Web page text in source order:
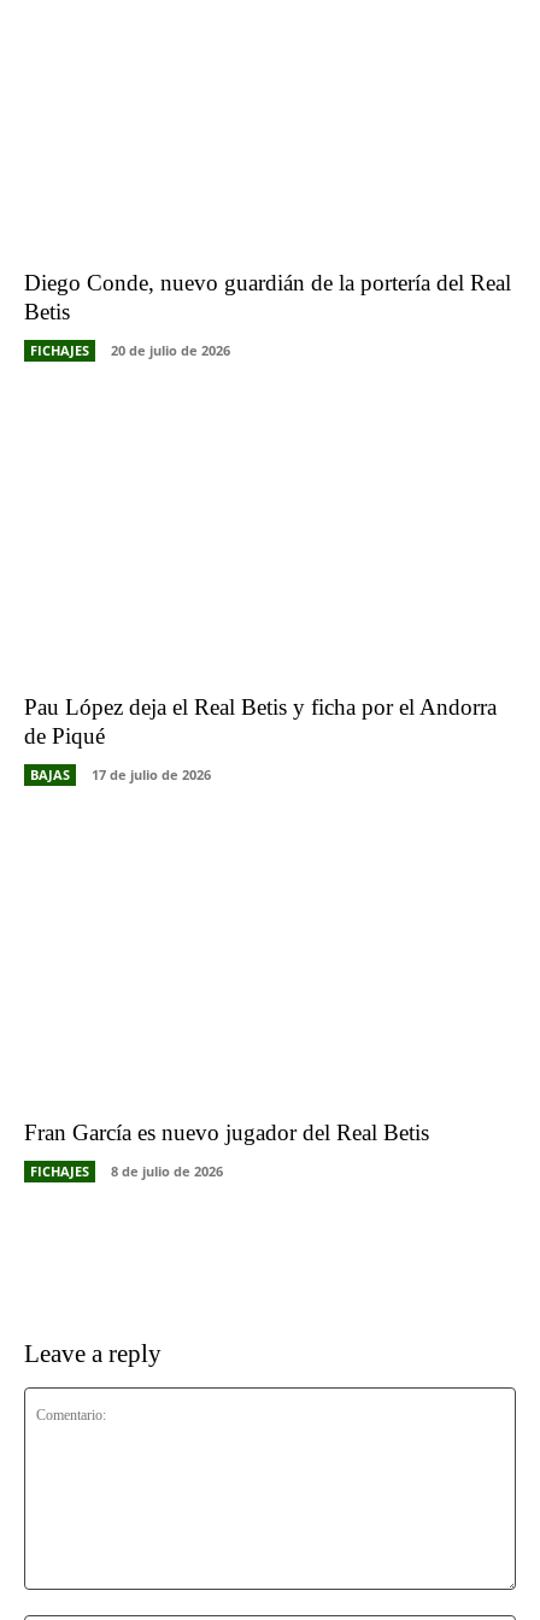
Diego Conde, nuevo guardián de la portería del Real
Betis
FICHAJES 20 de julio de 2026
Pau López deja el Real Betis y ficha por el Andorra
de Piqué
BAJAS 17 de julio de 2026
Fran García es nuevo jugador del Real Betis
FICHAJES 8 de julio de 2026
Leave a reply